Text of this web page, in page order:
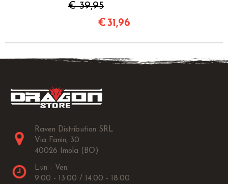
€ 39,95
€31,96
Raven Distribution SRL
Via Fanin, 30
40026 Imola (BO)
Lun - Ven:
9.00 - 13.00 / 14.00 - 18.00